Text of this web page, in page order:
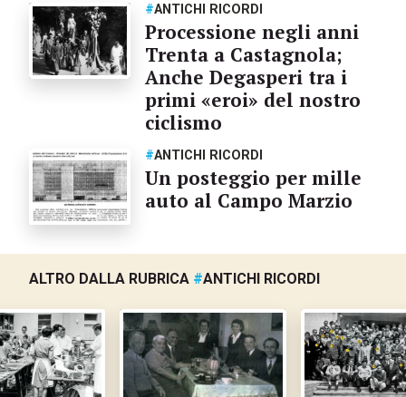
#ANTICHI RICORDI
Processione negli anni
Trenta a Castagnola;
Anche Degasperi tra i
primi «eroi» del nostro
ciclismo
#ANTICHI RICORDI
Un posteggio per mille
auto al Campo Marzio
ALTRO DALLA RUBRICA #ANTICHI RICORDI